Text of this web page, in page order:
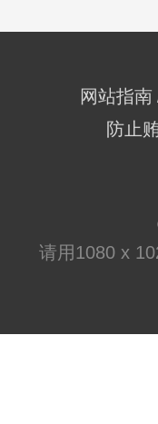
网站指南
防止
请用1080 x